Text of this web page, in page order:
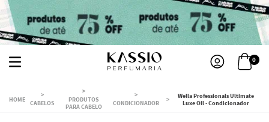
0
CABELOS
PRODUTOS
PARA CABELO
CONDICIONADOR
Wella Professionals Ultimate
Luxe Oil - Condicionador